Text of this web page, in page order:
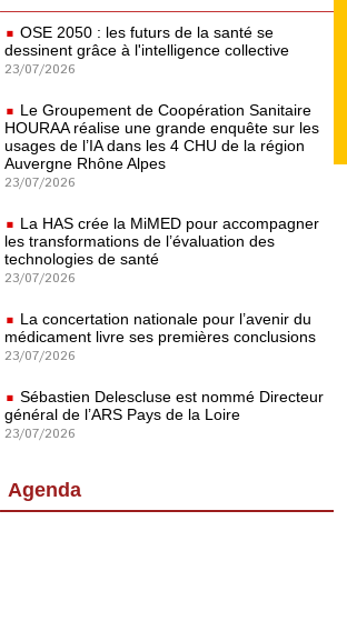
OSE 2050 : les futurs de la santé se
dessinent grâce à l'intelligence collective
23/07/2026
Le Groupement de Coopération Sanitaire
HOURAA réalise une grande enquête sur les
usages de l’IA dans les 4 CHU de la région
Auvergne Rhône Alpes
23/07/2026
La HAS crée la MiMED pour accompagner
les transformations de l’évaluation des
technologies de santé
23/07/2026
La concertation nationale pour l’avenir du
médicament livre ses premières conclusions
23/07/2026
Sébastien Delescluse est nommé Directeur
général de l’ARS Pays de la Loire
23/07/2026
Agenda